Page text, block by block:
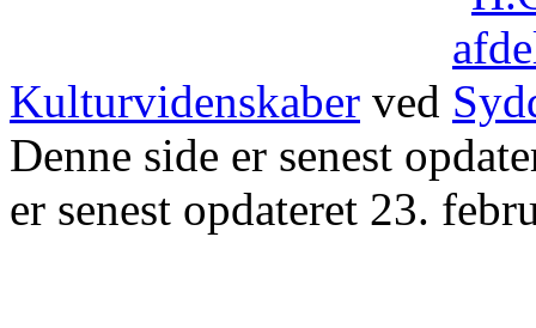
Kulturvidenskaber ved
Denne side er senest
er senest opdateret 23.